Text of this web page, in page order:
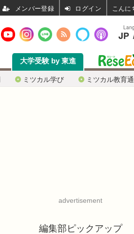
ミツカル学び ミツカル教育
大学受験 by 東進
advertisement
編集部ピックアップ
JP
ログイン こん